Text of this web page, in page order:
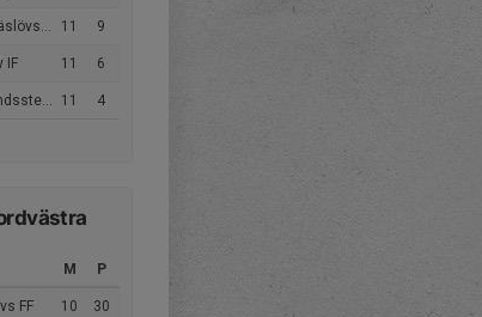
FF 11 9
IF 11 6
GoIF 11 4
M P
FF 10 30